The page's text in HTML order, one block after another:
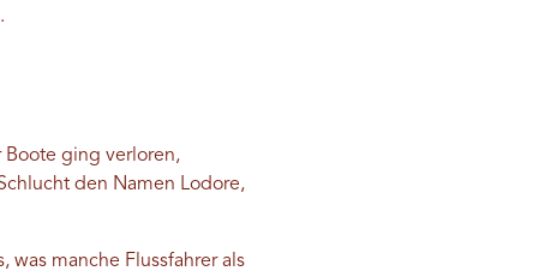
Boote ging verloren,
den Namen Lodore,
manche Flussfahrer als